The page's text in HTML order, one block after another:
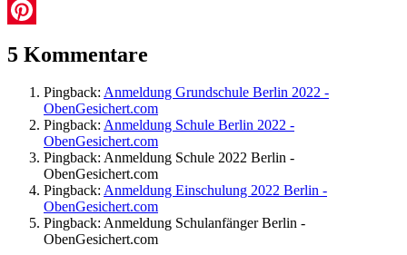
Facebook
2022Einschulung
BerlinTipps
Einschulung
Berlin
5 Kommentare
Pingback: Anmeldung Grundschule Berlin 2022 -
ObenGesichert.com
Pingback: Anmeldung Schule Berlin 2022 -
ObenGesichert.com
Pingback: Anmeldung Schule 2022 Berlin -
ObenGesichert.com
Pingback: Anmeldung Einschulung 2022 Berlin -
ObenGesichert.com
Pingback: Anmeldung Schulanfänger Berlin -
ObenGesichert.com